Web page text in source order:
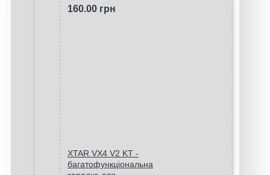
160.00 грн
XTAR VX4 V2 KT -
багатофункціональна